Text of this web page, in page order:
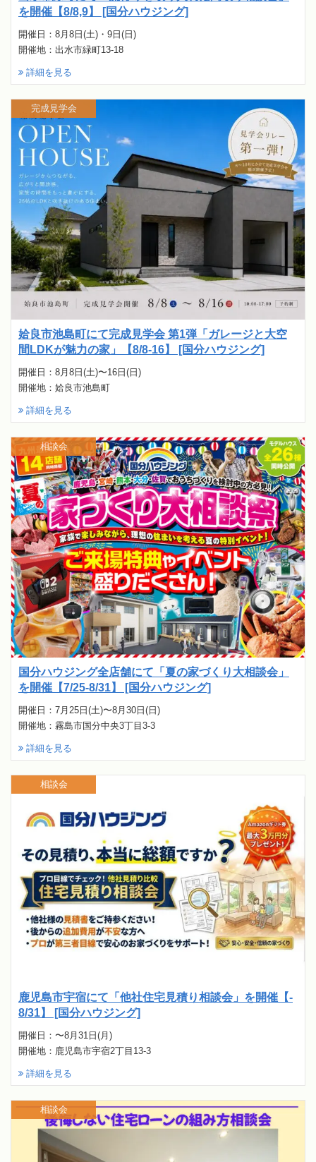
を開催【8/8,9】 [国分ハウジング]
開催日：8月8日(土)・9日(日)
開催地：出水市緑町13-18
詳細を見る
姶良市池島町にて完成見学会 第1弾「ガレージと大空
間LDKが魅力の家」【8/8-16】 [国分ハウジング]
開催日：8月8日(土)〜16日(日)
開催地：姶良市池島町
詳細を見る
完成見学会
国分ハウジング全店舗にて「夏の家づくり大相談会」
を開催【7/25-8/31】 [国分ハウジング]
開催日：7月25日(土)〜8月30日(日)
開催地：霧島市国分中央3丁目3-3
詳細を見る
相談会
鹿児島市宇宿にて「他社住宅見積り相談会」を開催【-
8/31】 [国分ハウジング]
開催日：〜8月31日(月)
開催地：鹿児島市宇宿2丁目13-3
詳細を見る
相談会
相談会